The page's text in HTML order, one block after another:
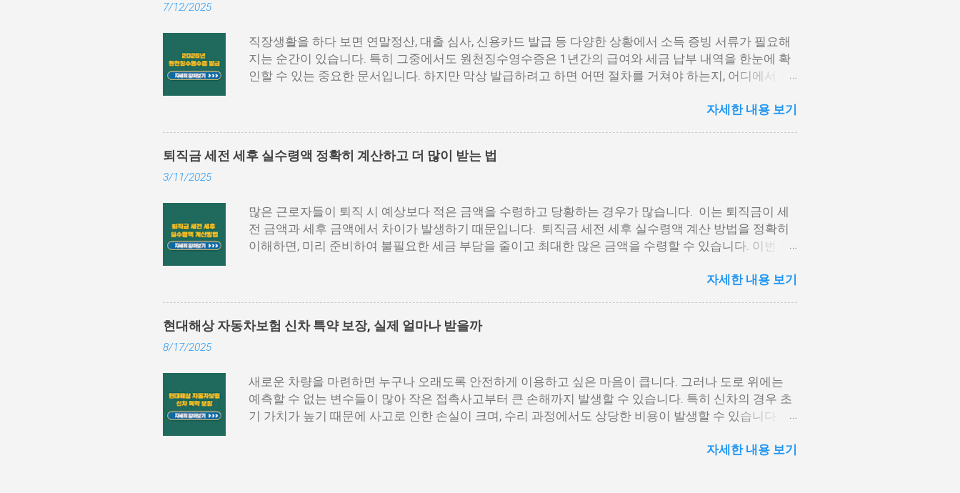
7/12/2025
직장생활을 하다 보면 연말정산, 대출 심사, 신용카드 발급 등 다양한 상황에서 소득 증빙 서류가 필요해
지는 순간이 있습니다. 특히 그중에서도 원천징수영수증은 1년간의 급여와 세금 납부 내역을 한눈에 확
인할 수 있는 중요한 문서입니다. 하지만 막상 발급하려고 하면 어떤 절차를 거쳐야 하는지, 어디에서 발
별로 쉽게 설명드리고자 합니다. 📌 목차 1. 국세청 홈택스에서 발급하는 방법 2. 모바일 손택스 앱 이용
도 간단하게 발급받을 수 있으며, PC 환경에서 활용도가 높습니다. 아래 항목을 따라 진행해 보시기 바랍
세서’를 선택합니다. 지급명세서 제출내역 확인 ‘지급명세서 등 제출내역’을 눌러 해당 귀속년도 확인 후,
‘지급명세서 보기’를 클릭합니다. PDF 저장 또는 출력 조회된 영수증은 미리보기 화면에서 바로 인쇄하
거나 PDF 파일로 저장이 가능합니다. 보안 프로그램 사전 점검 홈택스 이용 전에는 일부 보안 모듈 설치
은 방식이며, 연말정산 외에도 각종 금융기관 제출 시 공신력 있는 자료로 인정받을 수 있습니다. 준비가
필요할 때마다...
자세한 내용 보기
퇴직금 세전 세후 실수령액 정확히 계산하고 더 많이 받는 법
3/11/2025
많은 근로자들이 퇴직 시 예상보다 적은 금액을 수령하고 당황하는 경우가 많습니다. 이는 퇴직금이 세
전 금액과 세후 금액에서 차이가 발생하기 때문입니다. 퇴직금 세전 세후 실수령액 계산 방법을 정확히
이해하면, 미리 준비하여 불필요한 세금 부담을 줄이고 최대한 많은 금액을 수령할 수 있습니다. 이번 글
계산 방식 및 공식 퇴직금은 근속 연수와 평균 임금을 기준으로 계산됩니다. 퇴직금 세전 세후 실수령액
직 직전 3개월 동안 지급된 총 임금을 해당 기간의 총 일수로 나눈 값입니다. 2. 평균임금 산정 방법 1일
평균임금이 16만 6,667원이므로, 퇴직금(세전)은 다음과 같이 계산됩니다. 166,667원×30일×(7,000일
÷365일)≈9,600만원 실수령액 계산 방법과 세금 공제 항목 퇴직금은 세금이 부과되는 소득에 해당하므
로 퇴직소득세가 적용됩니다. 퇴직금을 세후 기준으로 확인하려면 퇴직소득공제, 환산급여, 과세표준을
퇴직소득공제=400만원+(근속연수−10)×80만원 예를 들어, 20년 근무한 경우, 400만원+(20년−10)...
자세한 내용 보기
현대해상 자동차보험 신차 특약 보장, 실제 얼마나 받을까
8/17/2025
새로운 차량을 마련하면 누구나 오래도록 안전하게 이용하고 싶은 마음이 큽니다. 그러나 도로 위에는
예측할 수 없는 변수들이 많아 작은 접촉사고부터 큰 손해까지 발생할 수 있습니다. 특히 신차의 경우 초
기 가치가 높기 때문에 사고로 인한 손실이 크며, 수리 과정에서도 상당한 비용이 발생할 수 있습니다. 이
은 차량 구매 직후부터 일정 기간 동안 발생할 수 있는 다양한 손해를 보완하며, 기존 자동차보험만으로
자세한 내용 보기